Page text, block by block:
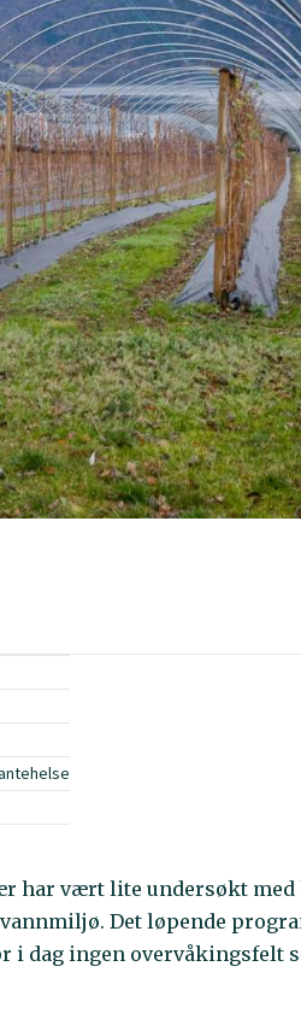
har vært lite undersøkt
Det løpende
i dag ingen overvåkingsfelt